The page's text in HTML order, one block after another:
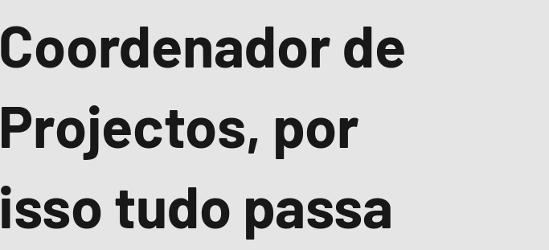
Coordenador de
Projectos, por
isso tudo passa